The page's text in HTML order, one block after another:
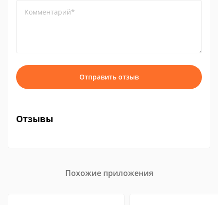
Комментарий*
Отправить отзыв
Отзывы
Похожие приложения